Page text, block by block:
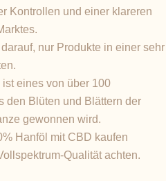
Kontrollen und einer klareren
nur Produkte in einer sehr
eines von über 100
den Blüten und Blättern der
gewonnen wird.
Hanföl mit CBD kaufen
Qualität achten.